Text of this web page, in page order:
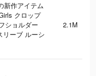
新作アイテム
クロップ
ショルダー
リーブ ルーシ
2.1M